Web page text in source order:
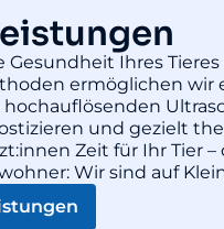
Gesundheit Ihres
ermöglichen wir
und gezielt
Zeit für Ihr Tier
Wir sind auf